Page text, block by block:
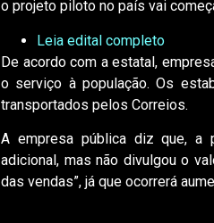
o projeto piloto no país vai
Leia edital completo
De acordo com a estatal,
o serviço à população. Os
transportados pelos Correios.
A empresa pública diz que, a
adicional, mas não divulgou o
das vendas”, já que ocorrerá